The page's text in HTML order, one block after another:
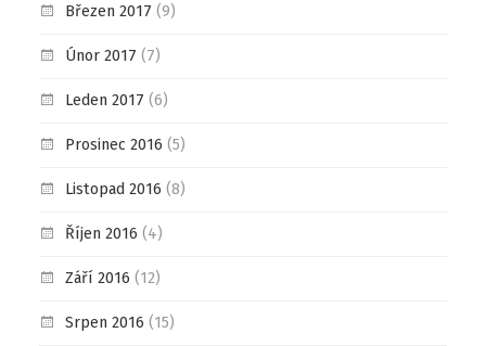
Březen 2017 (9)
Únor 2017 (7)
Leden 2017 (6)
Prosinec 2016 (5)
Listopad 2016 (8)
Říjen 2016 (4)
Září 2016 (12)
Srpen 2016 (15)